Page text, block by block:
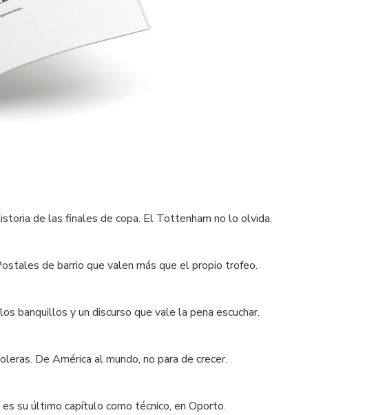
de las finales de copa. El Tottenham no lo olvida.
de barrio que valen más que el propio trofeo.
banquillos y un discurso que vale la pena escuchar.
De América al mundo, no para de crecer.
su último capítulo como técnico, en Oporto.